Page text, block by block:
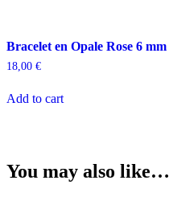
Bracelet en Opale Rose 6 mm
18,00 €
Add to cart
You may also like…